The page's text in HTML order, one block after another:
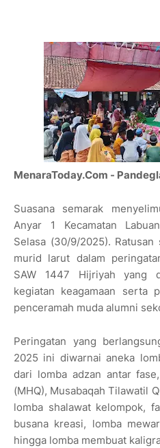
MenaraToday.Com -
Suasana semarak
Anyar 1 Kecamatan
Selasa (30/9/2025).
murid larut dalam
SAW 1447 Hijriyah yang
kegiatan keagamaan serta
penceramah muda alumni
Peringatan yang
2025 ini diwarnai aneka
dari lomba adzan antar
(MHQ), Musabaqah Tilawatil
lomba shalawat kelompok,
busana kreasi, lomba
hingga lomba membuat